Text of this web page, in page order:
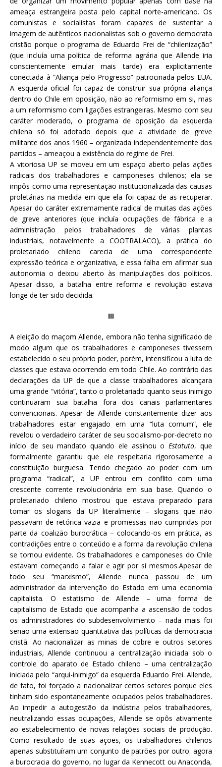
ameaça estrangeira posta pelo capital norte-americano. Os
comunistas e socialistas foram capazes de sustentar a
imagem de autênticos nacionalistas sob o governo democrata
cristão porque o programa de Eduardo Frei de “chilenização”
(que incluía uma política de reforma agrária que Allende iria
conscientemente emular mais tarde) era explicitamente
conectada à “Aliança pelo Progresso” patrocinada pelos EUA.
A esquerda oficial foi capaz de construir sua própria aliança
dentro do Chile em oposição, não ao reformismo em si, mas
a um reformismo com ligações estrangeiras. Mesmo com seu
caráter moderado, o programa de oposição da esquerda
chilena só foi adotado depois que a atividade de greve
militante dos anos 1960 – organizada independentemente dos
partidos – ameaçou a existência do regime de Frei.
A vitoriosa UP se moveu em um espaço aberto pelas ações
radicais dos trabalhadores e camponeses chilenos; ela se
impôs como uma representação institucionalizada das causas
proletárias na medida em que ela foi capaz de as recuperar.
Apesar do caráter extremamente radical de muitas das ações
de greve anteriores (que incluía ocupações de fábrica e a
administração pelos trabalhadores de várias plantas
industriais, notavelmente a COOTRALACO), a prática do
proletariado chileno carecia de uma correspondente
expressão teórica e organizativa, e essa falha em afirmar sua
autonomia o deixou aberto às manipulações dos políticos.
Apesar disso, a batalha entre reforma e revolução estava
longe de ter sido decidida.
III
A eleição do maçom Allende, embora não tenha significado de
modo algum que os trabalhadores e camponeses tivessem
estabelecido o seu próprio poder, porém, intensificou a luta de
classes que estava ocorrendo em todo Chile. Ao contrário das
declarações da UP de que a classe trabalhadores alcançara
uma grande “vitória”, tanto o proletariado quanto seus inimigo
continuaram sua batalha fora dos canais parlamentares
convencionais. Apesar de Allende constantemente dizer aos
trabalhadores estar engajado em uma “luta comum”, ele
revelou o verdadeiro caráter de seu socialismo-por-decreto no
início de seu mandato quando ele assinou o Estatuto, que
formalmente garantiu que ele respeitaria rigorosamente a
constituição burguesa. Tendo chegado ao poder com um
programa “radical”, a UP entrou em conflito com uma
crescente corrente revolucionária em sua base. Quando o
proletariado chileno mostrou que estava preparado para
tomar os slogans da UP literalmente – slogans que não
passavam de retórica vazia e promessas não cumpridas por
parte da coalizão burocrática – colocando-os em prática, as
contradições entre o conteúdo e a forma da revolução chilena
se tornou evidente. Os trabalhadores e camponeses do Chile
estavam começando a falar e agir por si mesmos.Apesar de
todo seu “marxismo”, Allende nunca passou de um
administrador da intervenção do Estado em uma economia
capitalista. O estatismo de Allende – uma forma de
capitalismo de Estado que acompanha a ascensão de todos
os administradores do subdesenvolvimento – nada mais foi
senão uma extensão quantitativa das políticas da democracia
cristã. Ao nacionalizar as minas de cobre e outros setores
industriais, Allende continuou a centralização iniciada sob o
controle do aparato de Estado chileno – uma centralização
iniciada pelo “arqui-inimigo” da esquerda Eduardo Frei. Allende,
de fato, foi forçado a nacionalizar certos setores porque eles
tinham sido espontaneamente ocupados pelos trabalhadores.
Ao impedir a autogestão da indústria pelos trabalhadores,
neutralizando essas ocupações, Allende se opôs ativamente
ao estabelecimento de novas relações sociais de produção.
Como resultado de suas ações, os trabalhadores chilenos
apenas substituíram um conjunto de patrões por outro: agora
a burocracia do governo, no lugar da Kennecott ou Anaconda,